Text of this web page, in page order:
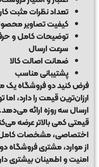
تعداد نظرات مثبت
کیفیت تصاویر
توضیحات کامل و
سرعت ارسال
ضمانت اصالت کالا
پشتیبانی مناسب
فرض کنید دو فروشگاه یک
ارزان‌ترین قیمت را دارد،
ارسال سه روزه ارائه
قیمتی کمی بالاتر عرضه
اختصاصی، مشخصات کامل
از موارد، مشتری فروشگاه
امنیت و اطمینان بیشتری